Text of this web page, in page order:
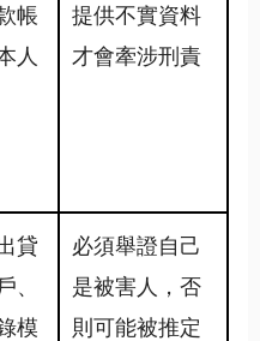
帳
人
提供不實資料
才會牽涉刑責
貸
、
模
必須舉證自己
是被害人，否
則可能被推定